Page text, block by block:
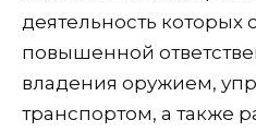
деятельность которых
повышенной
владения оружием,
транспортом, а также